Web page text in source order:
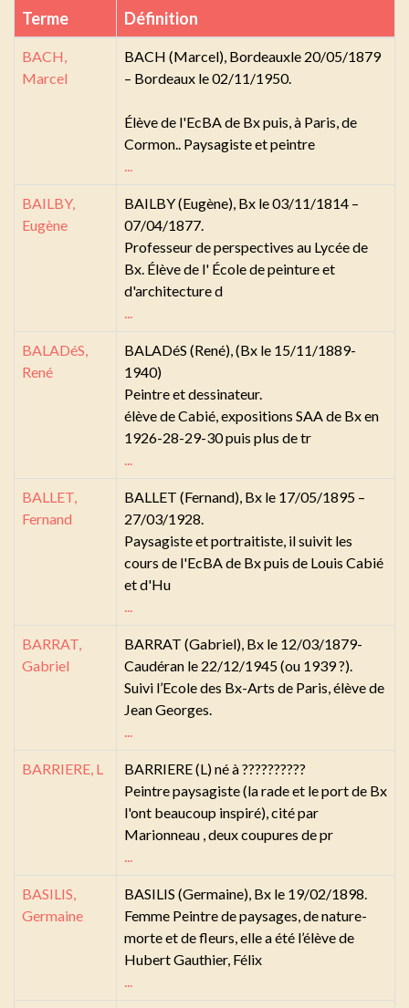
Terme Définition
BACH,
Marcel
BACH (Marcel), Bordeauxle 20/05/1879
– Bordeaux le 02/11/1950.
Élève de l'EcBA de Bx puis, à Paris, de
Cormon.. Paysagiste et peintre
BAILBY,
Eugène
BAILBY (Eugène), Bx le 03/11/1814 –
07/04/1877.
Professeur de perspectives au Lycée de
Bx. Élève de l' École de peinture et
d'architecture d
BALADéS,
René
BALADéS (René), (Bx le 15/11/1889-
1940)
Peintre et dessinateur.
élève de Cabié, expositions SAA de Bx en
1926-28-29-30 puis plus de tr
BALLET,
Fernand
BALLET (Fernand), Bx le 17/05/1895 –
27/03/1928.
Paysagiste et portraitiste, il suivit les
cours de l'EcBA de Bx puis de Louis Cabié
et d'Hu
BARRAT,
Gabriel
BARRAT (Gabriel), Bx le 12/03/1879-
Caudéran le 22/12/1945 (ou 1939 ?).
Suivi l’Ecole des Bx-Arts de Paris, élève de
Jean Georges.
BARRIERE, L
BARRIERE (L) né à ??????????
Peintre paysagiste (la rade et le port de Bx
l'ont beaucoup inspiré), cité par
Marionneau , deux coupures de pr
BASILIS,
Germaine
BASILIS (Germaine), Bx le 19/02/1898.
Femme Peintre de paysages, de nature-
morte et de fleurs, elle a été l’élève de
Hubert Gauthier, Félix